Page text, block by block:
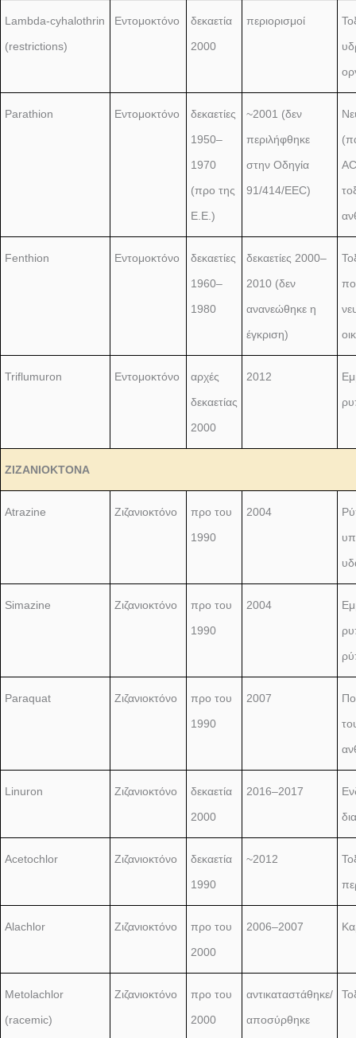
Lambda-cyhalothrin
(restrictions)
Εντομοκτόνο
δεκαετία
2000
περιορισμοί
Parathion Εντομοκτόνο
δεκαετίες
1950–
1970
(προ της
Ε.Ε.)
~2001 (δεν
περιλήφθηκε
στην Οδηγία
91/414/EEC)
Fenthion Εντομοκτόνο
δεκαετίες
1960–
1980
δεκαετίες 2000–
2010 (δεν
ανανεώθηκε η
έγκριση)
Triflumuron Εντομοκτόνο
αρχές
δεκαετίας
2000
2012
ΖΙΖΑΝΙΟΚΤΟΝΑ
Atrazine Ζιζανιοκτόνο
προ του
1990
2004
Simazine Ζιζανιοκτόνο
προ του
1990
2004
Paraquat Ζιζανιοκτόνο
προ του
1990
2007
Linuron Ζιζανιοκτόνο
δεκαετία
2000
2016–2017
Acetochlor Ζιζανιοκτόνο
δεκαετία
1990
~2012
Alachlor Ζιζανιοκτόνο
προ του
2000
2006–2007
Metolachlor
(racemic)
Ζιζανιοκτόνο
προ του
2000
αντικαταστάθηκε/
αποσύρθηκε